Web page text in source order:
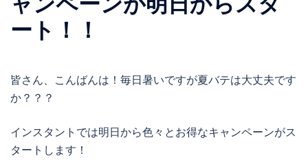
ート！！
皆さん、こんばんは！毎日暑いですが夏バテは大丈夫です
か？？？
インスタントでは明日から色々とお得なキャンペーンがス
タートします！